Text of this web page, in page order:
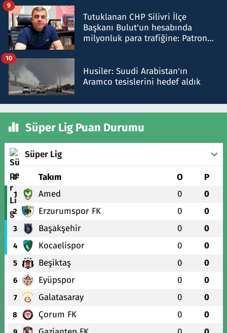
Tutuklanan CHP Silivri İlçe
Başkanı Bulut'un hesabında
milyonluk para trafiğine: Patron
9
Husiler: Suudi Arabistan'ın
Aramco tesislerini hedef aldık
10
Süper Lig Puan Durumu
Süper Lig
# Takım O P
1 Amed 0 0
2 Erzurumspor FK 0 0
3 Başakşehir 0 0
4 Kocaelispor 0 0
5 Beşiktaş 0 0
6 Eyüpspor 0 0
7 Galatasaray 0 0
8 Çorum FK 0 0